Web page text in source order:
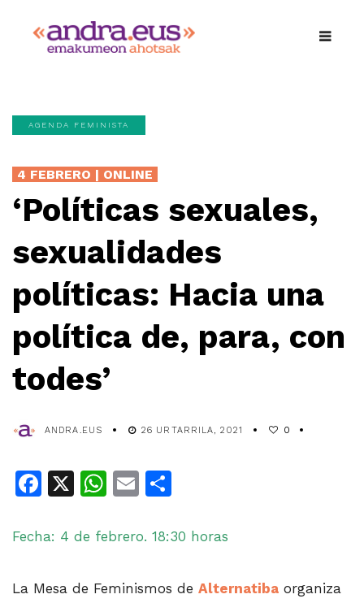
AGENDA FEMINISTA
4 FEBRERO | ONLINE
‘Políticas sexuales,
sexualidades
políticas: Hacia una
política de, para, con
todes’
ANDRA.EUS 26 URTARRILA, 2021 0
Facebook
X WhatsApp
Email
Fecha: 4 de febrero. 18:30 horas
La Mesa de Feminismos de Alternatiba organiza